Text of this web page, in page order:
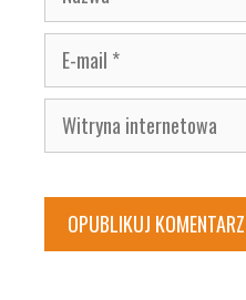
E-
mail
Witryna
internetowa